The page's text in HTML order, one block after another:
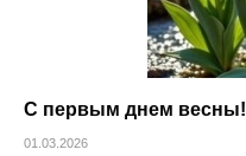
С первым днем весны!
01.03.2026